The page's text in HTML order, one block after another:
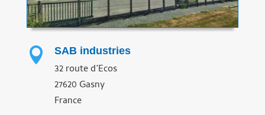
 SAB industries
32 route d’Ecos
27620 Gasny
France